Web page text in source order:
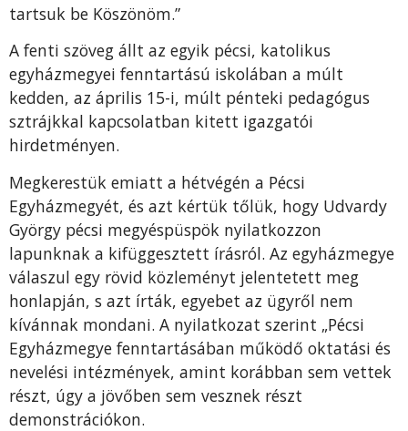
tartsuk be Köszönöm.”
A fenti szöveg állt az egyik pécsi, katolikus
egyházmegyei fenntartású iskolában a múlt
kedden, az április 15-i, múlt pénteki pedagógus
sztrájkkal kapcsolatban kitett igazgatói
hirdetményen.
Megkerestük emiatt a hétvégén a Pécsi
Egyházmegyét, és azt kértük tőlük, hogy Udvardy
György pécsi megyéspüspök nyilatkozzon
lapunknak a kifüggesztett írásról. Az egyházmegye
válaszul egy rövid közleményt jelentetett meg
honlapján, s azt írták, egyebet az ügyről nem
kívánnak mondani. A nyilatkozat szerint „Pécsi
Egyházmegye fenntartásában működő oktatási és
nevelési intézmények, amint korábban sem vettek
részt, úgy a jövőben sem vesznek részt
demonstrációkon.